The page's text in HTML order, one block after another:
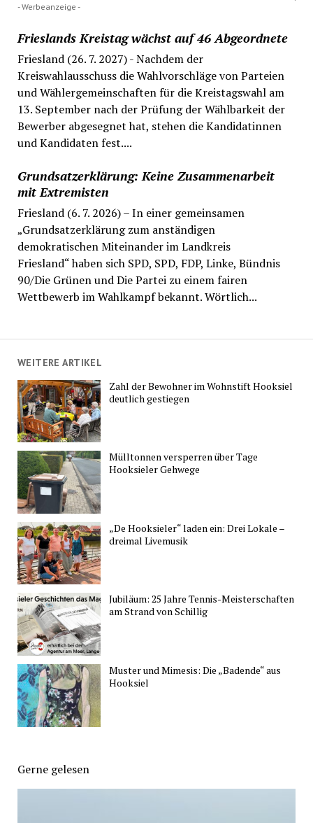
- Werbeanzeige -
Frieslands Kreistag wächst auf 46 Abgeordnete
Friesland (26. 7. 2027) - Nachdem der
Kreiswahlausschuss die Wahlvorschläge von Parteien
und Wählergemeinschaften für die Kreistagswahl am
13. September nach der Prüfung der Wählbarkeit der
Bewerber abgesegnet hat, stehen die Kandidatinnen
und Kandidaten fest....
Grundsatzerklärung: Keine Zusammenarbeit
mit Extremisten
Friesland (6. 7. 2026) – In einer gemeinsamen
„Grundsatzerklärung zum anständigen
demokratischen Miteinander im Landkreis
Friesland“ haben sich SPD, SPD, FDP, Linke, Bündnis
90/Die Grünen und Die Partei zu einem fairen
Wettbewerb im Wahlkampf bekannt. Wörtlich...
WEITERE ARTIKEL
Zahl der Bewohner im Wohnstift Hooksiel
deutlich gestiegen
Mülltonnen versperren über Tage
Hooksieler Gehwege
„De Hooksieler“ laden ein: Drei Lokale –
dreimal Livemusik
Jubiläum: 25 Jahre Tennis-Meisterschaften
am Strand von Schillig
Muster und Mimesis: Die „Badende“ aus
Hooksiel
Gerne gelesen